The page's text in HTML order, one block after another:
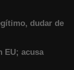
dudar de
EU; acusa